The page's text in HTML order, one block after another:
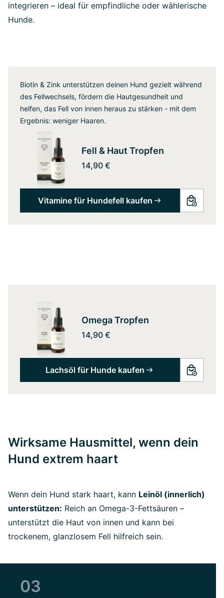
integrieren – ideal für empfindliche oder wählerische
Hunde.
Biotin & Zink unterstützen deinen Hund gezielt während
des Fellwechsels, fördern die Hautgesundheit und
helfen, das Fell von innen heraus zu stärken - mit dem
Ergebnis: weniger Haaren.
Fell & Haut Tropfen
14,90 €
Vitamine für Hundefell kaufen
Omega Tropfen
14,90 €
Lachsöl für Hunde kaufen
Wirksame Hausmittel, wenn dein
Hund extrem haart
Wenn dein Hund stark haart, kann Leinöl (innerlich)
unterstützen: Reich an Omega-3-Fettsäuren –
unterstützt die Haut von innen und kann bei
trockenem, glanzlosem Fell hilfreich sein.
03